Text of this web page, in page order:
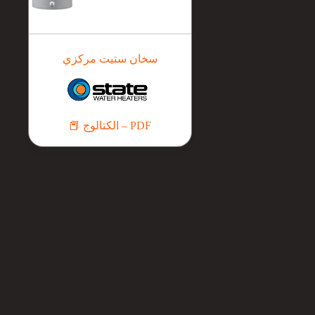
سخان ستيت مركزي
📕 الكتالوج – PDF